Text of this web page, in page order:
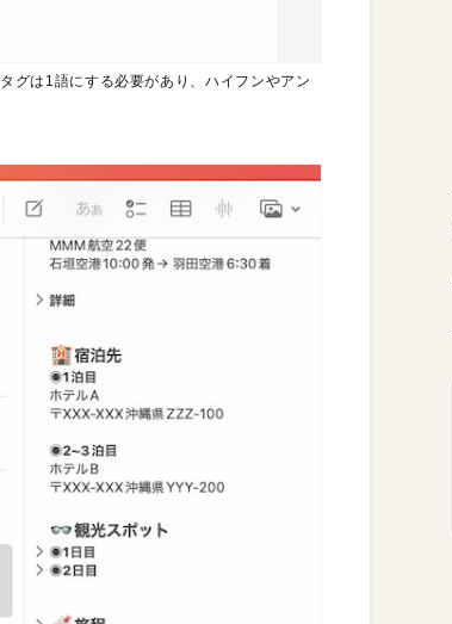
グは1語にする必要があり、ハイフンやアン